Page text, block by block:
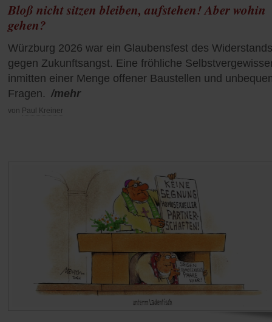
Bloß nicht sitzen bleiben, aufstehen! Aber wohin
gehen?
Würzburg 2026 war ein Glaubensfest des Widerstands
gegen Zukunftsangst. Eine fröhliche
inmitten einer Menge offener Baustellen und
Fragen. /mehr
von Paul Kreiner